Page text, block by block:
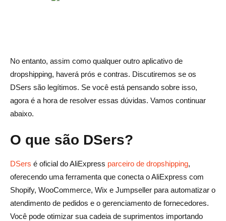
Os DSers podem lidar com várias lojas e produtos?
No entanto, assim como qualquer outro aplicativo de
dropshipping, haverá prós e contras. Discutiremos se os
DSers são legítimos. Se você está pensando sobre isso,
agora é a hora de resolver essas dúvidas. Vamos continuar
abaixo.
O que são DSers?
DSers é oficial do AliExpress parceiro de dropshipping,
oferecendo uma ferramenta que conecta o AliExpress com
Shopify, WooCommerce, Wix e Jumpseller para automatizar o
atendimento de pedidos e o gerenciamento de fornecedores.
Você pode otimizar sua cadeia de suprimentos importando